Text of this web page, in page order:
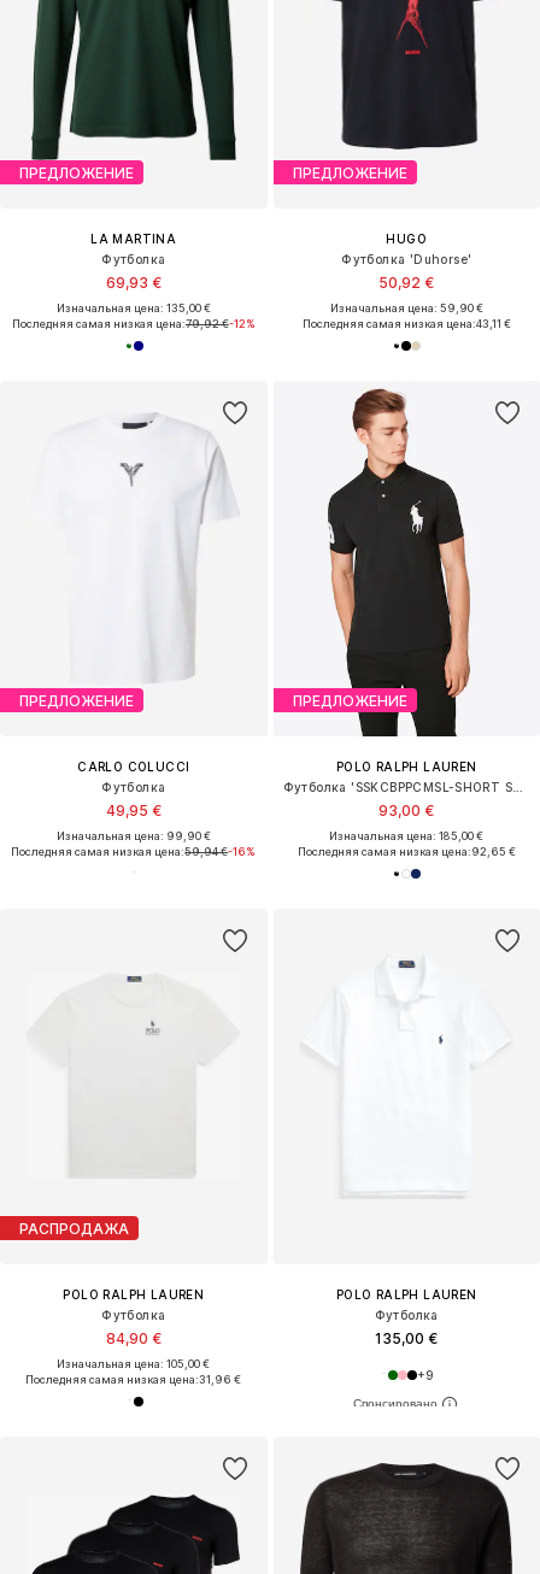
ПРЕДЛОЖЕНИЕ
LA MARTINA
Футболка
69,93 €
Изначальная цена: 135,00 €
Последняя самая низкая цена:79,92 €-12%
ПРЕДЛОЖЕНИЕ
HUGO
Футболка 'Duhorse'
50,92 €
Изначальная цена: 59,90 €
Последняя самая низкая цена:43,11 €
ПРЕДЛОЖЕНИЕ
CARLO COLUCCI
Футболка
49,95 €
Изначальная цена: 99,90 €
Последняя самая низкая цена:59,94 €-16%
ПРЕДЛОЖЕНИЕ
POLO RALPH LAUREN
93,00 €
Изначальная цена: 185,00 €
Последняя самая низкая цена:92,65 €
РАСПРОДАЖА
POLO RALPH LAUREN
Футболка
84,90 €
Изначальная цена: 105,00 €
Последняя самая низкая цена:31,96 €
POLO RALPH LAUREN
Футболка
135,00 €
+9